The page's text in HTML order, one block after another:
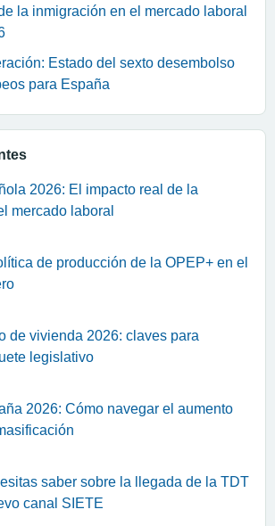
la inmigración en el mercado laboral
Estado del sexto desembolso
para España
2026: El impacto real de la
mercado laboral
de producción de la OPEP+ en el
de vivienda 2026: claves para
legislativo
2026: Cómo navegar el aumento
saber sobre la llegada de la TDT
canal SIETE